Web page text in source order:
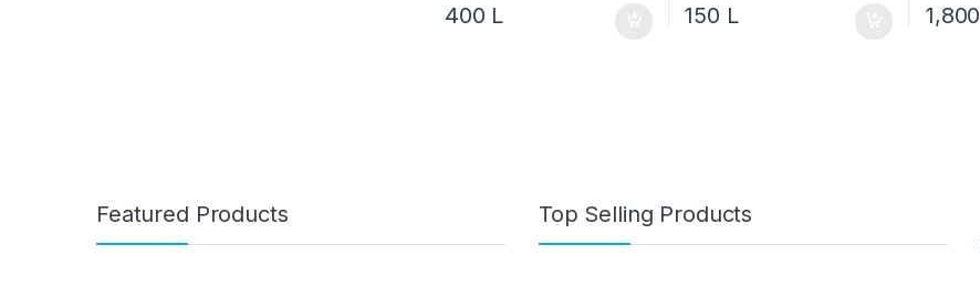
400 L 150 L 1,800
Featured Products Top Selling Products